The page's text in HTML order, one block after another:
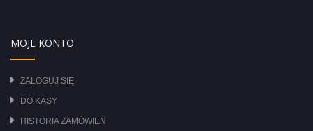
MOJE KONTO
ZALOGUJ SIĘ
DO KASY
HISTORIA ZAMÓWIEŃ